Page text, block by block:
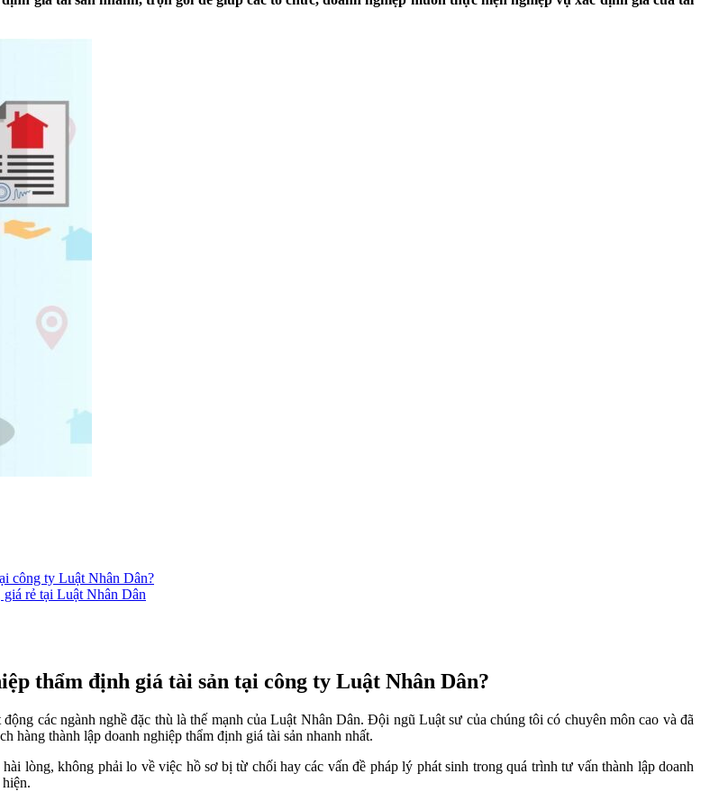
công ty Luật Nhân Dân?
rẻ tại Luật Nhân Dân
thẩm định giá tài sản tại công ty Luật Nhân Dân?
các ngành nghề đặc thù là thế mạnh của Luật Nhân Dân. Đội ngũ Luật sư của chúng tôi có chuyên môn cao và đã
hàng thành lập doanh nghiệp thẩm định giá tài sản nhanh nhất.
lòng, không phải lo về việc hồ sơ bị từ chối hay các vấn đề pháp lý phát sinh trong quá trình tư vấn thành lập doanh